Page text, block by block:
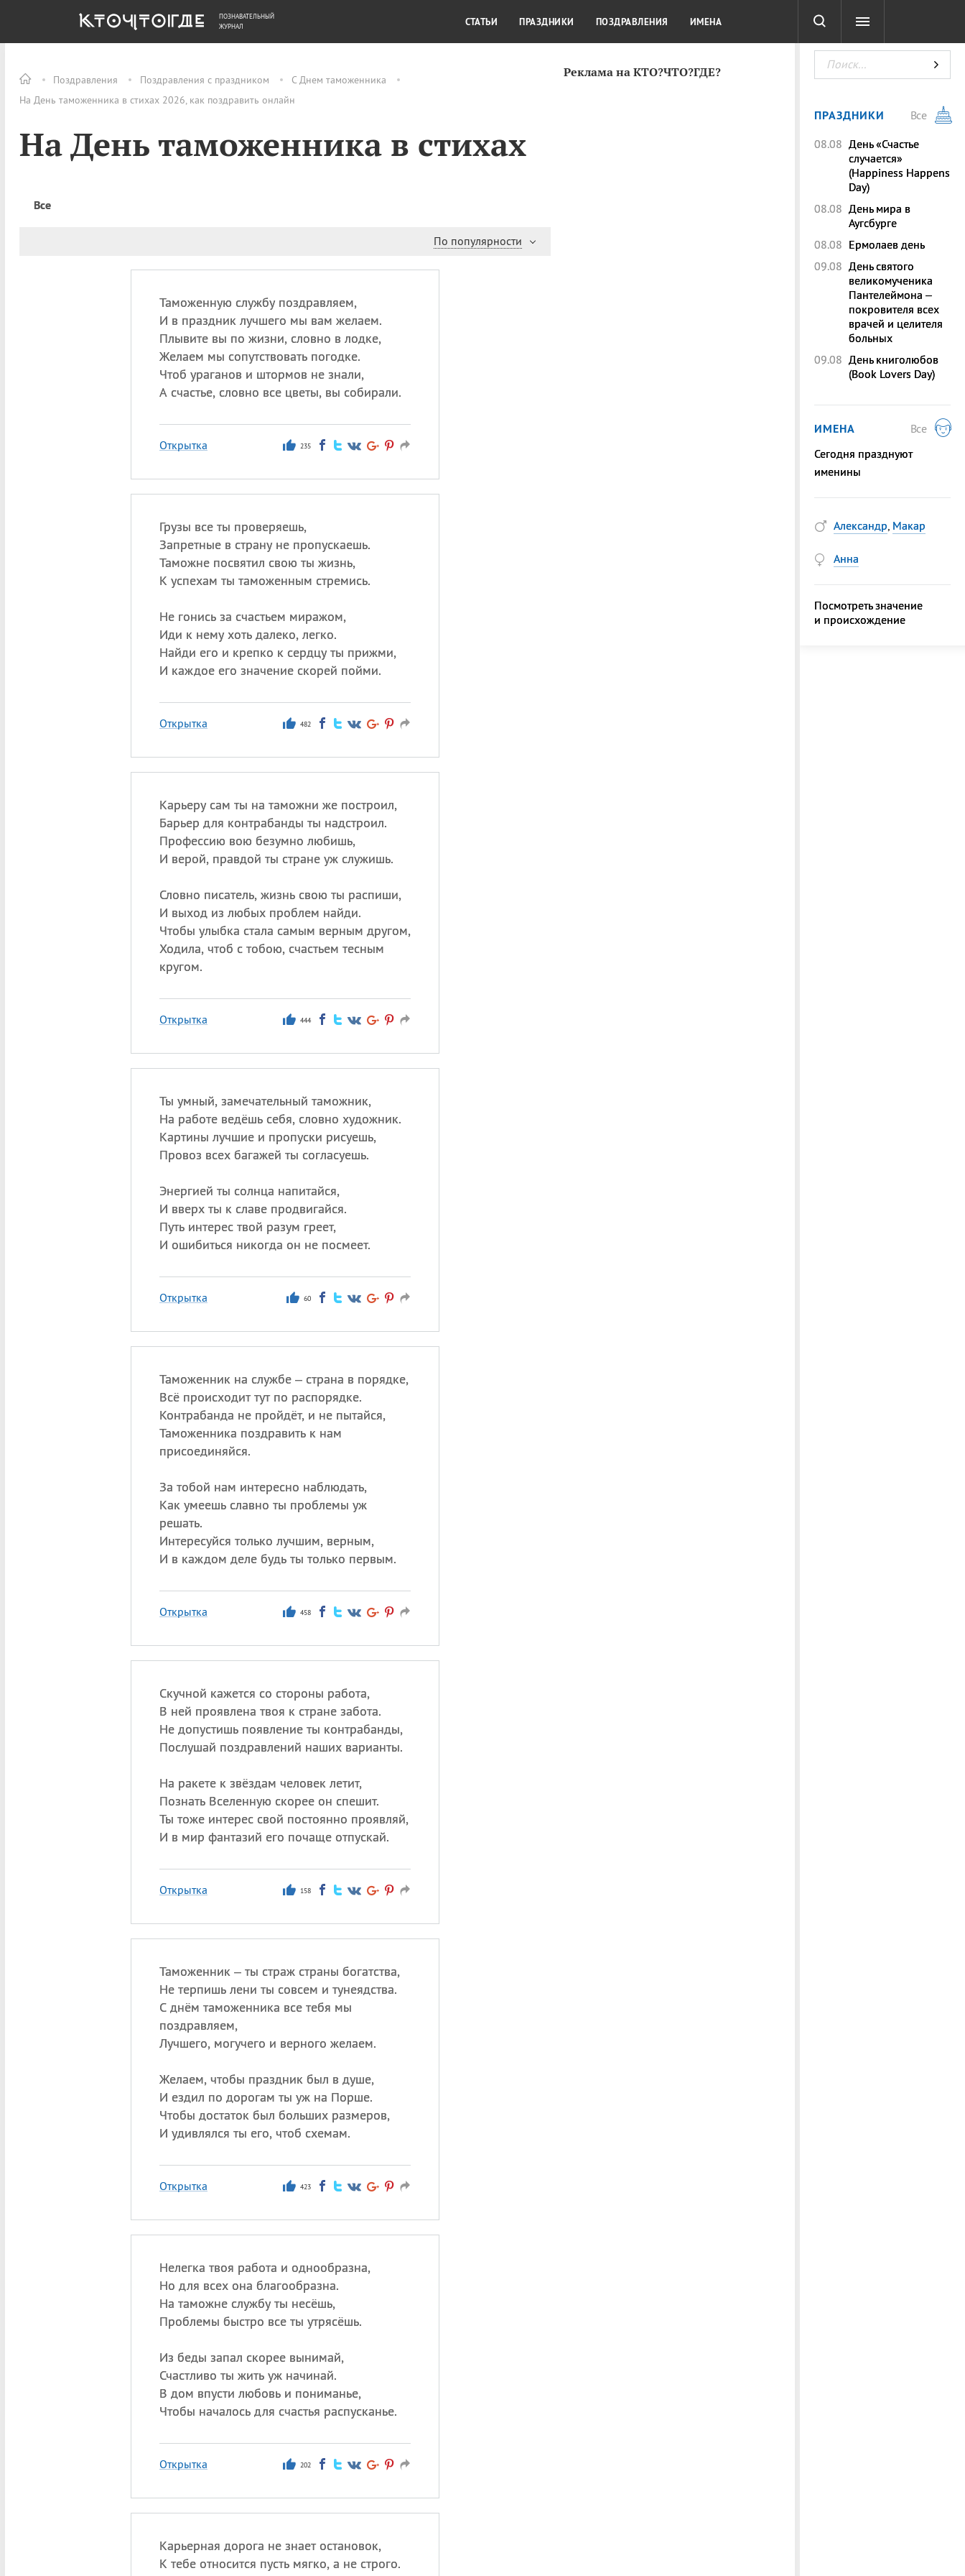
Поздравления Поздравления с праздником
С Днем таможенника
На День таможенника в стихах 2026, как поздравить онлайн
На День таможенника в стихах
Все
По популярности
Таможенную службу поздравляем,
И в праздник лучшего мы вам желаем.
Плывите вы по жизни, словно в лодке,
Желаем мы сопутствовать погодке.
Чтоб ураганов и штормов не знали,
А счастье, словно все цветы, вы собирали.
Открытка 235
Грузы все ты проверяешь,
Запретные в страну не пропускаешь.
Таможне посвятил свою ты жизнь,
К успехам ты таможенным стремись.
Не гонись за счастьем миражом,
Иди к нему хоть далеко, легко.
Найди его и крепко к сердцу ты прижми,
И каждое его значение скорей пойми.
Открытка 482
Карьеру сам ты на таможни же построил,
Барьер для контрабанды ты надстроил.
Профессию вою безумно любишь,
И верой, правдой ты стране уж служишь.
Словно писатель, жизнь свою ты распиши,
И выход из любых проблем найди.
Чтобы улыбка стала самым верным другом,
Ходила, чтоб с тобою, счастьем тесным
кругом.
Открытка 444
Ты умный, замечательный таможник,
На работе ведёшь себя, словно художник.
Картины лучшие и пропуски рисуешь,
Провоз всех багажей ты согласуешь.
Энергией ты солнца напитайся,
И вверх ты к славе продвигайся.
Путь интерес твой разум греет,
И ошибиться никогда он не посмеет.
Открытка 60
Таможенник на службе – страна в порядке,
Всё происходит тут по распорядке.
Контрабанда не пройдёт, и не пытайся,
Таможенника поздравить к нам
присоединяйся.
За тобой нам интересно наблюдать,
Как умеешь славно ты проблемы уж
решать.
Интересуйся только лучшим, верным,
И в каждом деле будь ты только первым.
Открытка 458
Скучной кажется со стороны работа,
В ней проявлена твоя к стране забота.
Не допустишь появление ты контрабанды,
Послушай поздравлений наших варианты.
На ракете к звёздам человек летит,
Познать Вселенную скорее он спешит.
Ты тоже интерес свой постоянно проявляй,
И в мир фантазий его почаще отпускай.
Открытка 158
Таможенник – ты страж страны богатства,
Не терпишь лени ты совсем и тунеядства.
С днём таможенника все тебя мы
поздравляем,
Лучшего, могучего и верного желаем.
Желаем, чтобы праздник был в душе,
И ездил по дорогам ты уж на Порше.
Чтобы достаток был больших размеров,
И удивлялся ты его, чтоб схемам.
Открытка 423
Нелегка твоя работа и однообразна,
Но для всех она благообразна.
На таможне службу ты несёшь,
Проблемы быстро все ты утрясёшь.
Из беды запал скорее вынимай,
Счастливо ты жить уж начинай.
В дом впусти любовь и пониманье,
Чтобы началось для счастья распусканье.
Открытка 202
Карьерная дорога не знает остановок,
К тебе относится пусть мягко, а не строго.
Реклама на КТО?ЧТО?ГДЕ?
ОБЩЕСТВО ДЕНЬГИ КУЛЬТУРА КРАСОТА ТЕСТЫ
ПОЗНАВАТЕЛЬНЫЙ
ЖУРНАЛ
СТАТЬИ ПРАЗДНИКИ ПОЗДРАВЛЕНИЯ ИМЕНА
ПРАЗДНИКИ
Все
08.08 День «Счастье
случается»
(Happiness Happens
Day)
08.08 День мира в
Аугсбурге
08.08 Ермолаев день
09.08 День святого
великомученика
Пантелеймона –
покровителя всех
врачей и целителя
больных
09.08 День книголюбов
(Book Lovers Day)
ИМЕНА
Все
Сегодня празднуют
именины
Александр, Макар
Анна
Посмотреть значение
и происхождение